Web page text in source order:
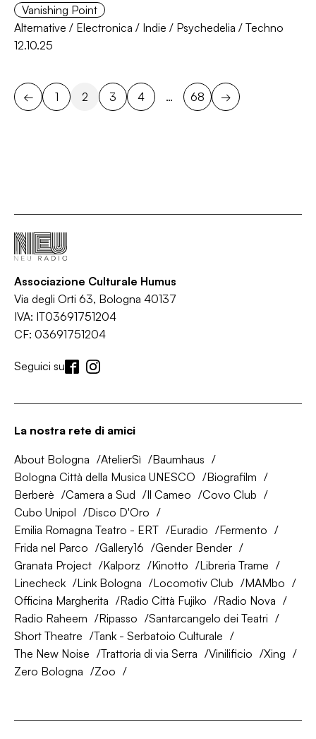
Vanishing Point
Alternative / Electronica / Indie / Psychedelia / Techno
12.10.25
← 1 2 3 4 … 68 →
Associazione Culturale Humus
Via degli Orti 63, Bologna 40137
IVA: IT03691751204
CF: 03691751204
Seguici su
La nostra rete di amici
About Bologna AtelierSì
Baumhaus
Bologna Città della Musica UNESCO
Biografilm
Berberè
Camera a Sud Il Cameo
Covo Club
Cubo Unipol
Disco D'Oro
Emilia Romagna Teatro - ERT
Euradio
Fermento
Frida nel Parco
Gallery16
Gender Bender
Granata Project
Kalporz Kinotto
Libreria Trame
Linecheck
Link Bologna Locomotiv Club
MAMbo
Officina Margherita
Radio Città Fujiko
Radio Nova
Radio Raheem
Ripasso
Santarcangelo dei Teatri
Short Theatre
Tank - Serbatoio Culturale
The New Noise
Trattoria di via Serra Vinilificio
Xing
Zero Bologna
Zoo